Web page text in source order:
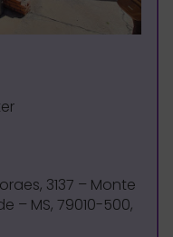
3137 – Monte
– MS, 79010-500,